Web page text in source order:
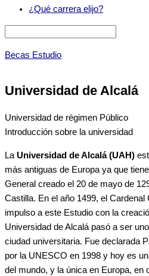
¿Qué carrera elijo?
Becas Estudio
Universidad de Alcalá
Universidad de régimen Público
Introducción sobre la universidad
La Universidad de Alcalá (UAH)
más antiguas de Europa ya que
General creado el 20 de mayo de
Castilla. En el año 1499, el
impulso a este Estudio con la
Universidad de Alcalá pasó a ser
ciudad universitaria. Fue declarada
por la UNESCO en 1998 y hoy es
del mundo, y la única en Europa, en